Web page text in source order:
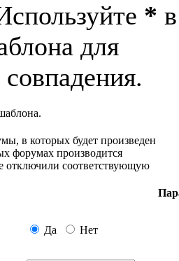
* в
для
в которых будет произведен
форумах производится
отключили соответствующую
Да Нет